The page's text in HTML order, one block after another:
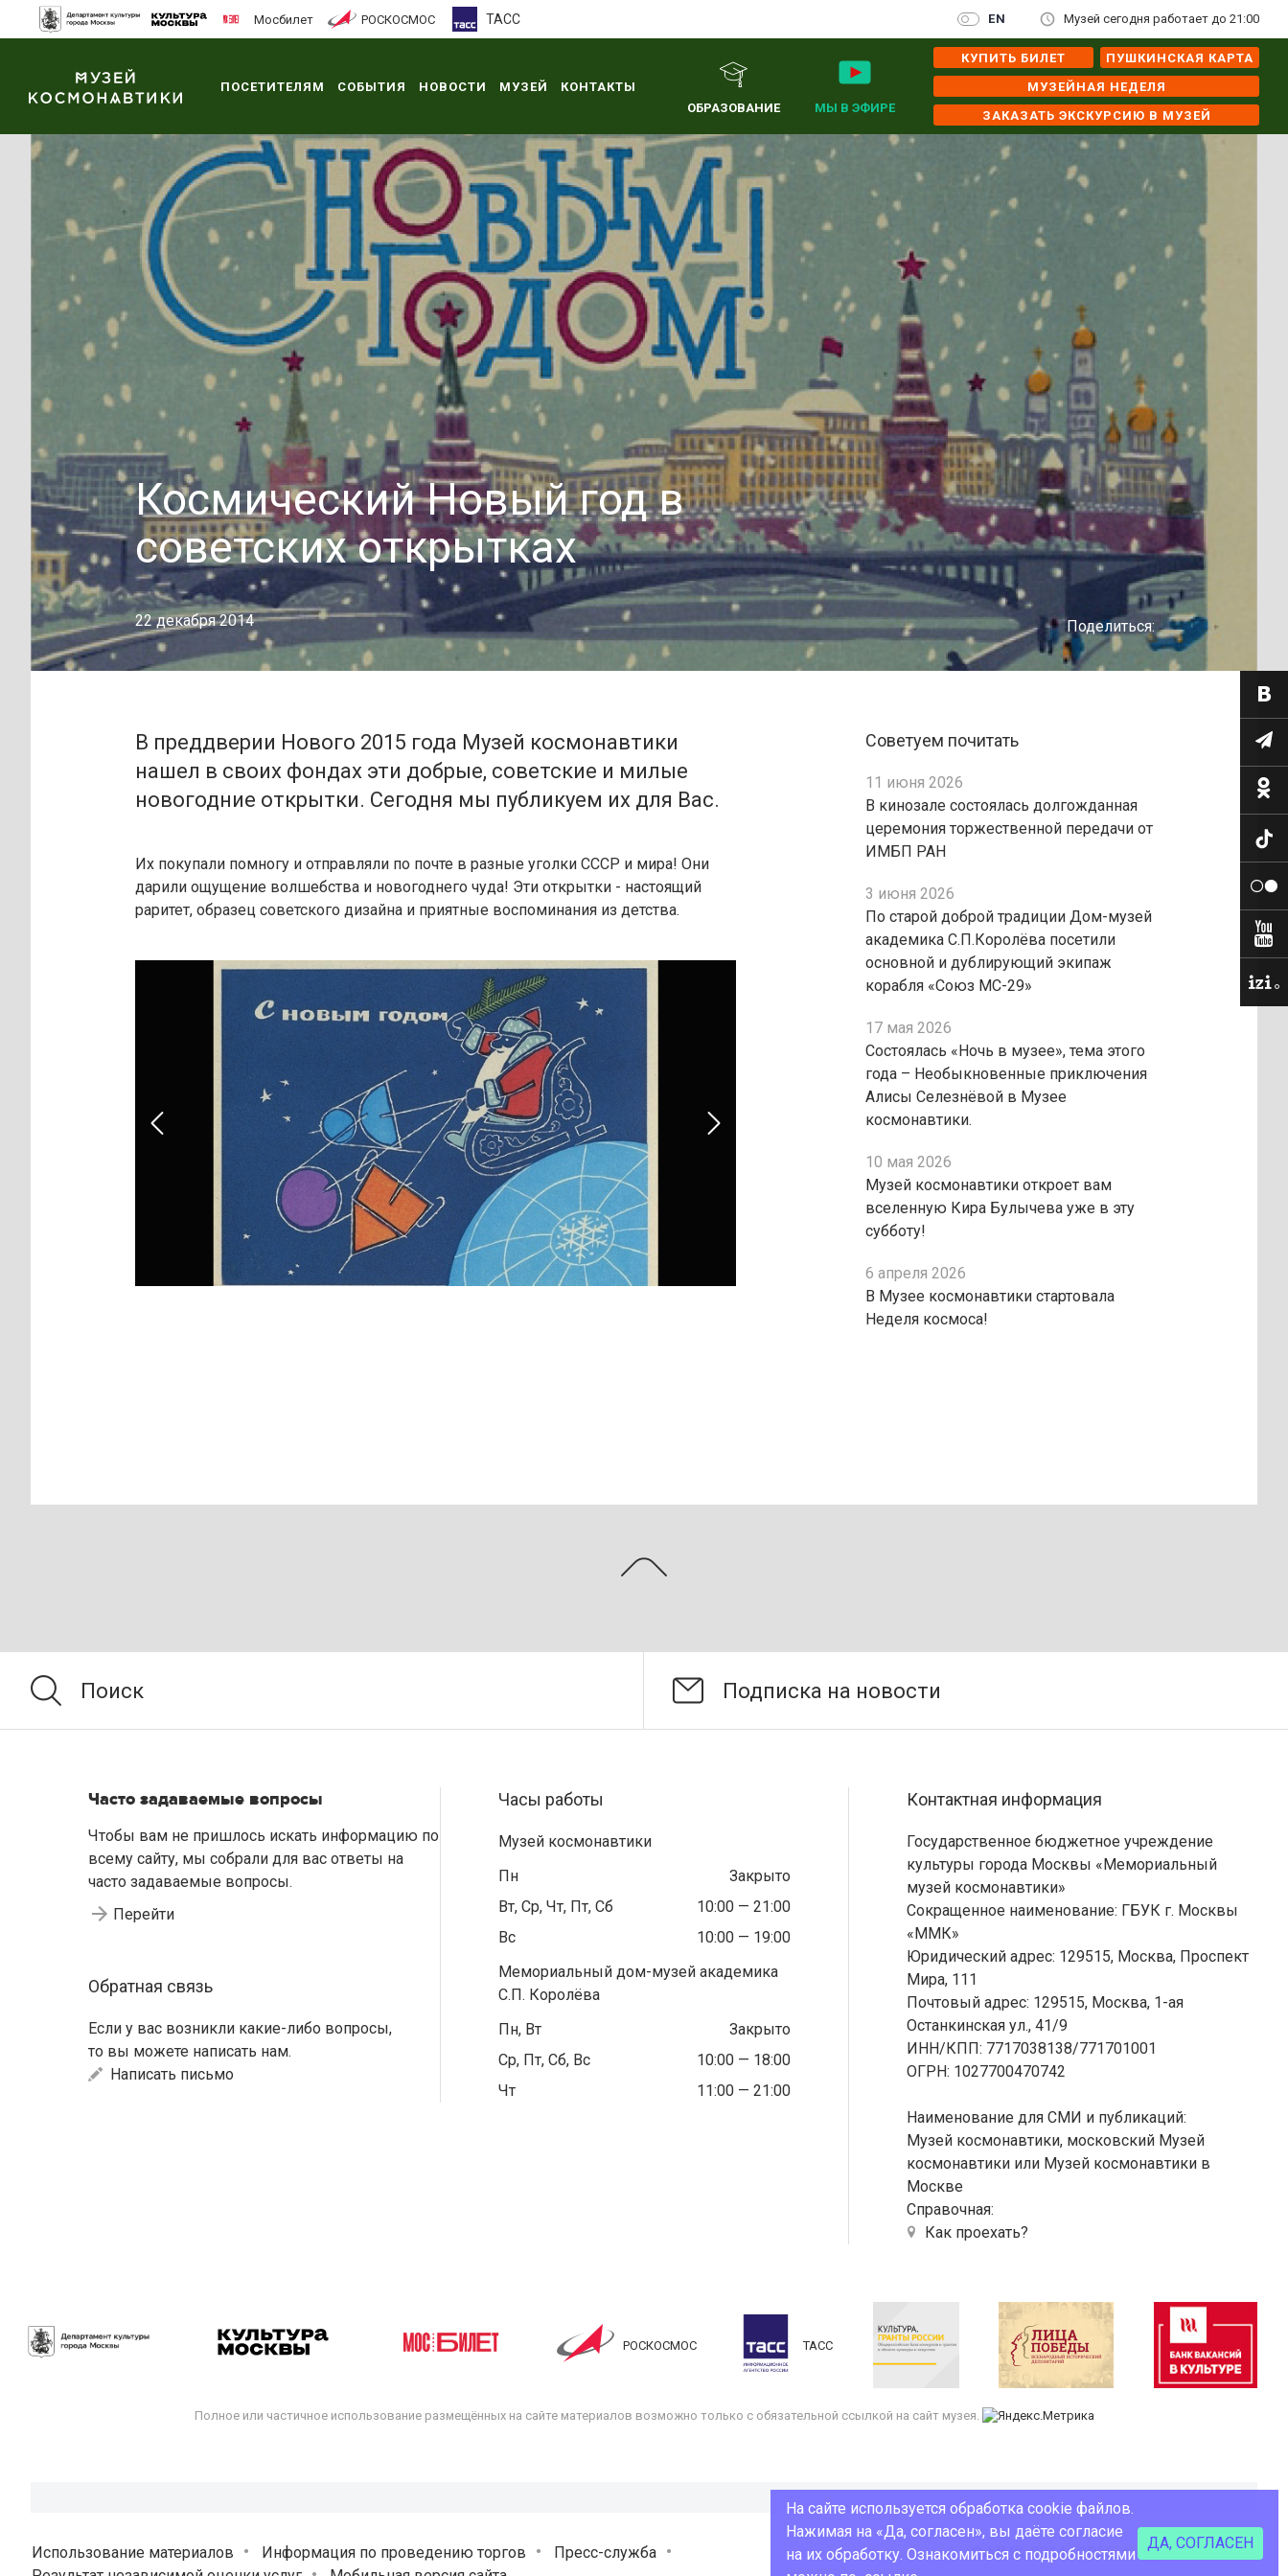
Мосбилет РОСКОСМОС ТАСС EN Музей сегодня работает до 21:00
ПОСЕТИТЕЛЯМ СОБЫТИЯ НОВОСТИ МУЗЕЙ
КОНТАКТЫ
ОБРАЗОВАНИЕ
МЫ В ЭФИРЕ
КУПИТЬ БИЛЕТ
ПУШКИНСКАЯ КАРТА
МУЗЕЙНАЯ НЕДЕЛЯ
ЗАКАЗАТЬ ЭКСКУРСИЮ В МУЗЕЙ
Космический Новый год в
советских открытках
22 декабря 2014 Поделиться:
В преддверии Нового 2015 года Музей космонавтики
нашел в своих фондах эти добрые, советские и милые
новогодние открытки. Сегодня мы публикуем их для Вас.
Их покупали помногу и отправляли по почте в разные уголки СССР и мира! Они
дарили ощущение волшебства и новогоднего чуда! Эти открытки - настоящий
раритет, образец советского дизайна и приятные воспоминания из детства.
Советуем почитать
11 июня 2026
В кинозале состоялась долгожданная
церемония торжественной передачи от
ИМБП РАН
3 июня 2026
По старой доброй традиции Дом-музей
академика С.П.Королёва посетили
основной и дублирующий экипаж
корабля «Союз МС-29»
17 мая 2026
Состоялась «Ночь в музее», тема этого
года – Необыкновенные приключения
Алисы Селезнёвой в Музее
космонавтики.
10 мая 2026
Музей космонавтики откроет вам
вселенную Кира Булычева уже в эту
субботу!
6 апреля 2026
В Музее космонавтики стартовала
Неделя космоса!
Часто задаваемые вопросы
Чтобы вам не пришлось искать информацию по
всему сайту, мы собрали для вас ответы на
часто задаваемые вопросы.
Перейти
Обратная связь
Если у вас возникли какие-либо вопросы,
то вы можете написать нам.
Написать письмо
Часы работы
Музей космонавтики
Пн
Закрыто
Вт, Ср, Чт, Пт, Сб
10:00 — 21:00
Вс
10:00 — 19:00
Мемориальный дом-музей академика
С.П. Королёва
Пн, Вт
Закрыто
Ср, Пт, Сб, Вс
10:00 — 18:00
Чт
11:00 — 21:00
Контактная информация
Государственное бюджетное учреждение
культуры города Москвы «Мемориальный
музей космонавтики»
Сокращенное наименование: ГБУК г. Москвы
«ММК»
Юридический адрес: 129515, Москва, Проспект
Мира, 111
Почтовый адрес: 129515, Москва, 1-ая
Останкинская ул., 41/9
ИНН/КПП: 7717038138/771701001
ОГРН: 1027700470742
Наименование для СМИ и публикаций:
Музей космонавтики, московский Музей
космонавтики или Музей космонавтики в
Москве
Справочная:
Как проехать?
РОСКОСМОС ТАСС
Полное или частичное использование размещённых на сайте материалов возможно только с обязательной ссылкой на сайт музея.
Использование материалов Информация по проведению торгов
Пресс-служба
© ММК, 2014 - 2026 Сделано в Coalla
На сайте используется обработка cookie файлов.
Нажимая на «Да, согласен», вы даёте согласие
на их обработку. Ознакомиться с подробностями
ДА, СОГЛАСЕН